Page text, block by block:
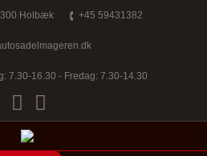
Holbæk +45 59431382
7.30-16.30 - Fredag: 7.30-14.30
Facebook